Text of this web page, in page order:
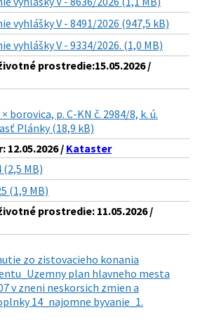
vyhlášky V - 8491/2026 (947,5 kB)
vyhlášky V - 9334/2026. (1,0 MB)
prostredie:15.05.2026 /
borovica, p. C-KN č. 2984/8, k. ú.
Plánky (18,9 kB)
/ Kataster
(2,5 MB)
(1,9 MB)
prostredie: 11.05.2026 /
zo zistovacieho konania
plan hlavneho mesta
v zneni neskorsich zmien a
14_najomne byvanie_1.